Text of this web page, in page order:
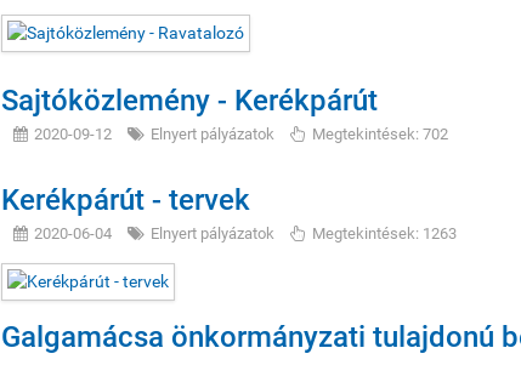
Sajtóközlemény - Kerékpárút
2020-09-12 Elnyert pályázatok Megtekintések: 702
Kerékpárút - tervek
2020-06-04 Elnyert pályázatok Megtekintések: 1263
Galgamácsa önkormányzati tulajdonú